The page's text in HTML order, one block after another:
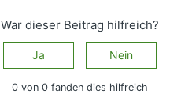
War dieser Beitrag hilfreich?
Ja Nein
0 von 0 fanden dies hilfreich